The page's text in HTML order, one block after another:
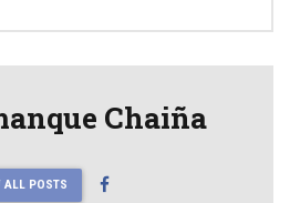
Chaiña
ALL POSTS